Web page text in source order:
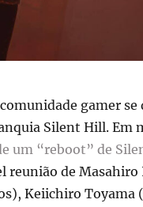
gamer
Silent Hill. Em
um “reboot” de
reunião de
Keiichiro Toyama